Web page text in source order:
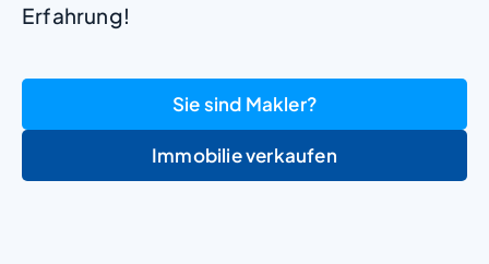
Erfahrung!
Sie sind Makler?
Immobilie verkaufen